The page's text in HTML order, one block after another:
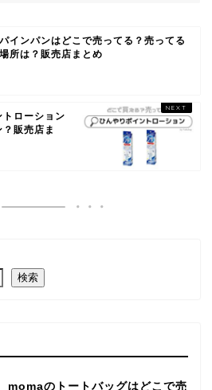
パインパンはどこで売ってる？売ってる
場所は？販売店まとめ
ローション
販売店ま
検索
momaのトートバッグはどこで売